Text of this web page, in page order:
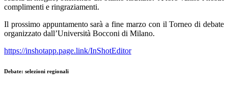
complimenti e ringraziamenti.
Il prossimo appuntamento sarà a fine marzo con il Torneo di debate
organizzato dall’Università Bocconi di Milano.
https://inshotapp.page.link/InShotEditor
Debate: selezioni regionali